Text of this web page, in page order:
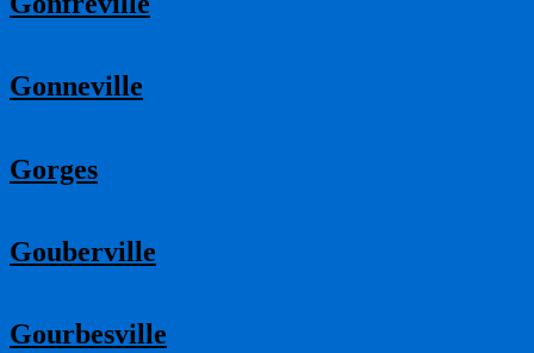
Gonneville
Gorges
Gouberville
Gourbesville